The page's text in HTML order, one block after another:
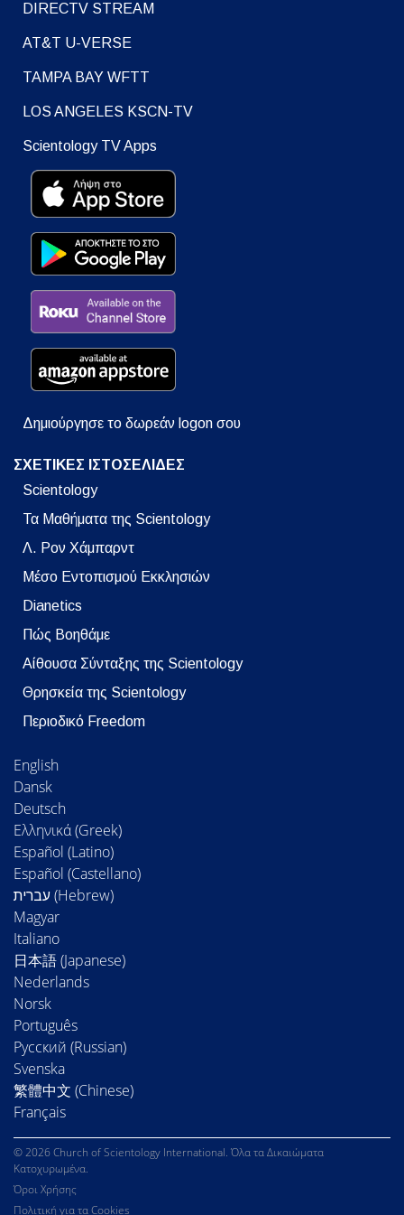
DIRECTV STREAM
AT&T U-VERSE
TAMPA BAY WFTT
LOS ANGELES KSCN-TV
Scientology TV Apps
Δημιούργησε το δωρεάν logon σου
ΣΧΕΤΙΚΕΣ ΙΣΤΟΣΕΛΙΔΕΣ
Scientology
Τα Μαθήματα της Scientology
Λ. Ρον Χάμπαρντ
Μέσο Εντοπισμού Εκκλησιών
Dianetics
Πώς Βοηθάμε
Αίθουσα Σύνταξης της Scientology
Θρησκεία της Scientology
Περιοδικό Freedom
English
Dansk
Deutsch
Ελληνικά (Greek)
Español (Latino)
Español (Castellano)
Magyar
Italiano
日本語 (Japanese)
Nederlands
Norsk
Português
Русский (Russian)
Svenska
繁體中文 (Chinese)
Français
© 2026 Church of Scientology International. Όλα τα Δικαιώματα
Κατοχυρωμένα.
Όροι Χρήσης
Πολιτική για τα Cookies